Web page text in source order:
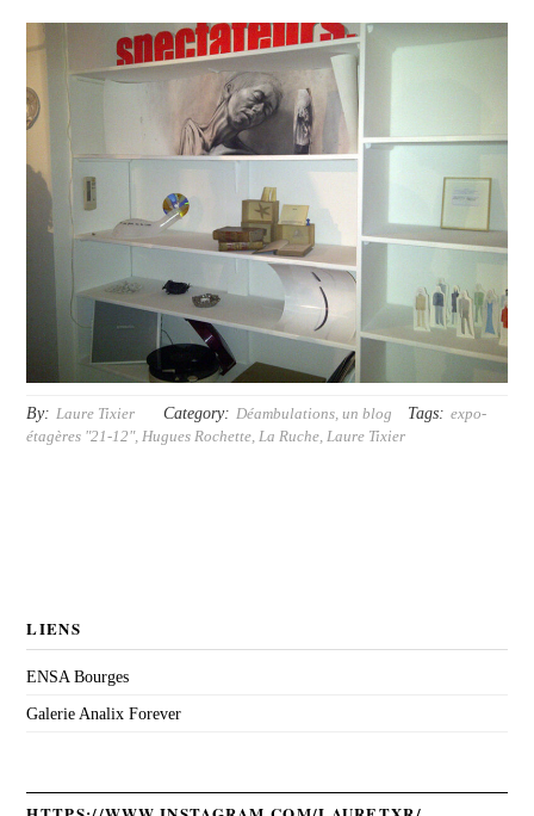
By: Laure Tixier Category: Déambulations, un blog Tags: expo-
étagères "21-12", Hugues Rochette La Ruche Laure Tixier
LIENS
ENSA Bourges
Galerie Analix Forever